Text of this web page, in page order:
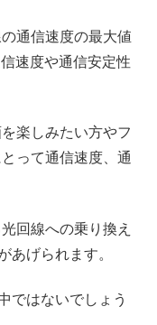
通信速度の最大値
速度や通信安定性
楽しみたい方やフ
って通信速度、通
回線への乗り換え
あげられます。
ではないでしょう